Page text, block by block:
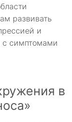
развивать
и
с симптомами
в